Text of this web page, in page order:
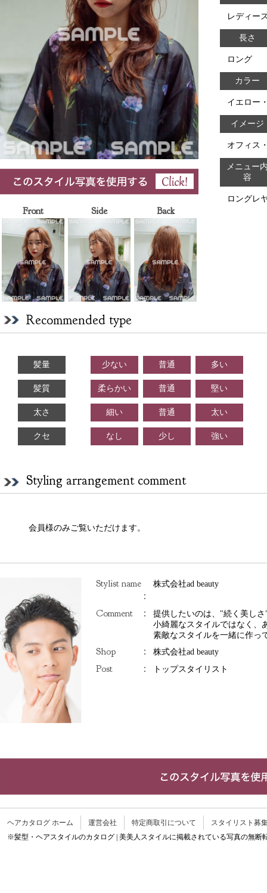
Front Side Back
レディー
長さ
ロング
カラー
イエロー
イメージ
オフィス
メニュー
容
ロングレ
Recommended type
髪量 少ない 普通 多い
髪質 柔らかい 普通 堅い
太さ 細い 普通 太い
クセ なし 少し 強い
Styling arrangement comment
会員様のみご覧いただけます。
Stylist name
：
株式会社ad beauty
Comment ：
提供したいのは、"続く美し
小綺麗なスタイルではなく、
素敵なスタイルを一緒に作っ
Shop ： 株式会社ad beauty
Post ： トップスタイリスト
ヘアカタログ ホーム 運営会社 特定商取引について
スタイリスト募
※髪型・ヘアスタイルのカタログ | 美美人スタイルに掲載されている写真の無断